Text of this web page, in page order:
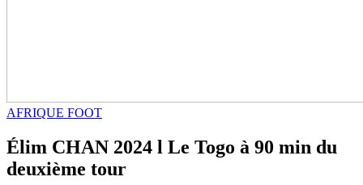
AFRIQUE FOOT
Élim CHAN 2024 l Le Togo à 90 min du
deuxième tour